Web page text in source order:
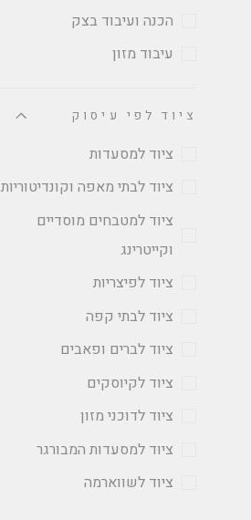
הכנה ועיבוד בצק
עיבוד מזון
ציוד לפי עיסוק
ציוד למסעדות
ציוד לבתי מאפה וקונדיטוריות
ציוד למטבחים מוסדיים
וקייטרינג
ציוד לפיצריות
ציוד לבתי קפה
ציוד לברים ופאבים
ציוד לקיוסקים
ציוד לדוכני מזון
ציוד למסעדות המבורגר
ציוד לשווארמה